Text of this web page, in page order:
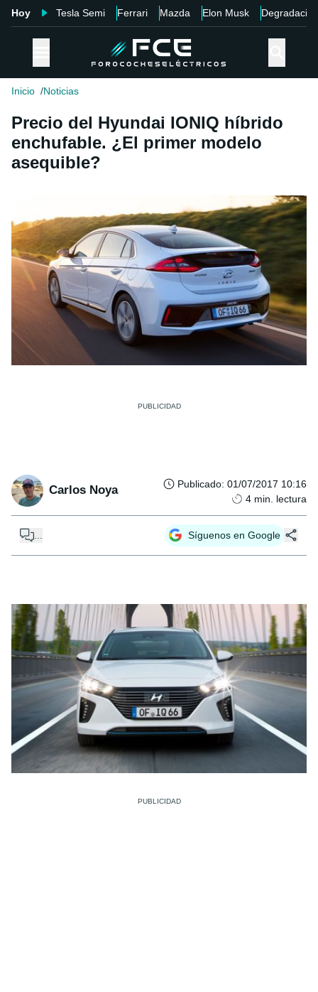
Hoy Tesla Semi Ferrari Mazda Elon Musk Degradación
Inicio Noticias
Precio del Hyundai IONIQ híbrido
enchufable. ¿El primer modelo
asequible?
Carlos Noya Publicado: 01/07/2017 10:16
4 min. lectura
Síguenos en Google